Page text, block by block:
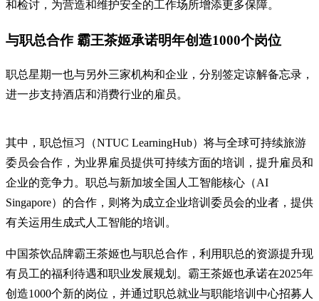
和检讨，为营造和维护安全的工作场所增添更多保障。
与职总合作 霸王茶姬承诺明年创造1000个岗位
职总星期一也与另外三家机构和企业，分别签定谅解备忘录，
进一步支持酒店和消费行业的雇员。
其中，职总恒习（NTUC LearningHub）将与全球可持续旅游
委员会合作，为业界雇员提供可持续方面的培训，提升雇员和
企业的竞争力。职总与新加坡全国人工智能核心（AI
Singapore）的合作，则将为成立企业培训委员会的业者，提供
有关运用生成式人工智能的培训。
中国茶饮品牌霸王茶姬也与职总合作，利用职总的资源提升现
有员工的福利待遇和职业发展规划。霸王茶姬也承诺在2025年
创造1000个新的岗位，并通过职总就业与职能培训中心招募人